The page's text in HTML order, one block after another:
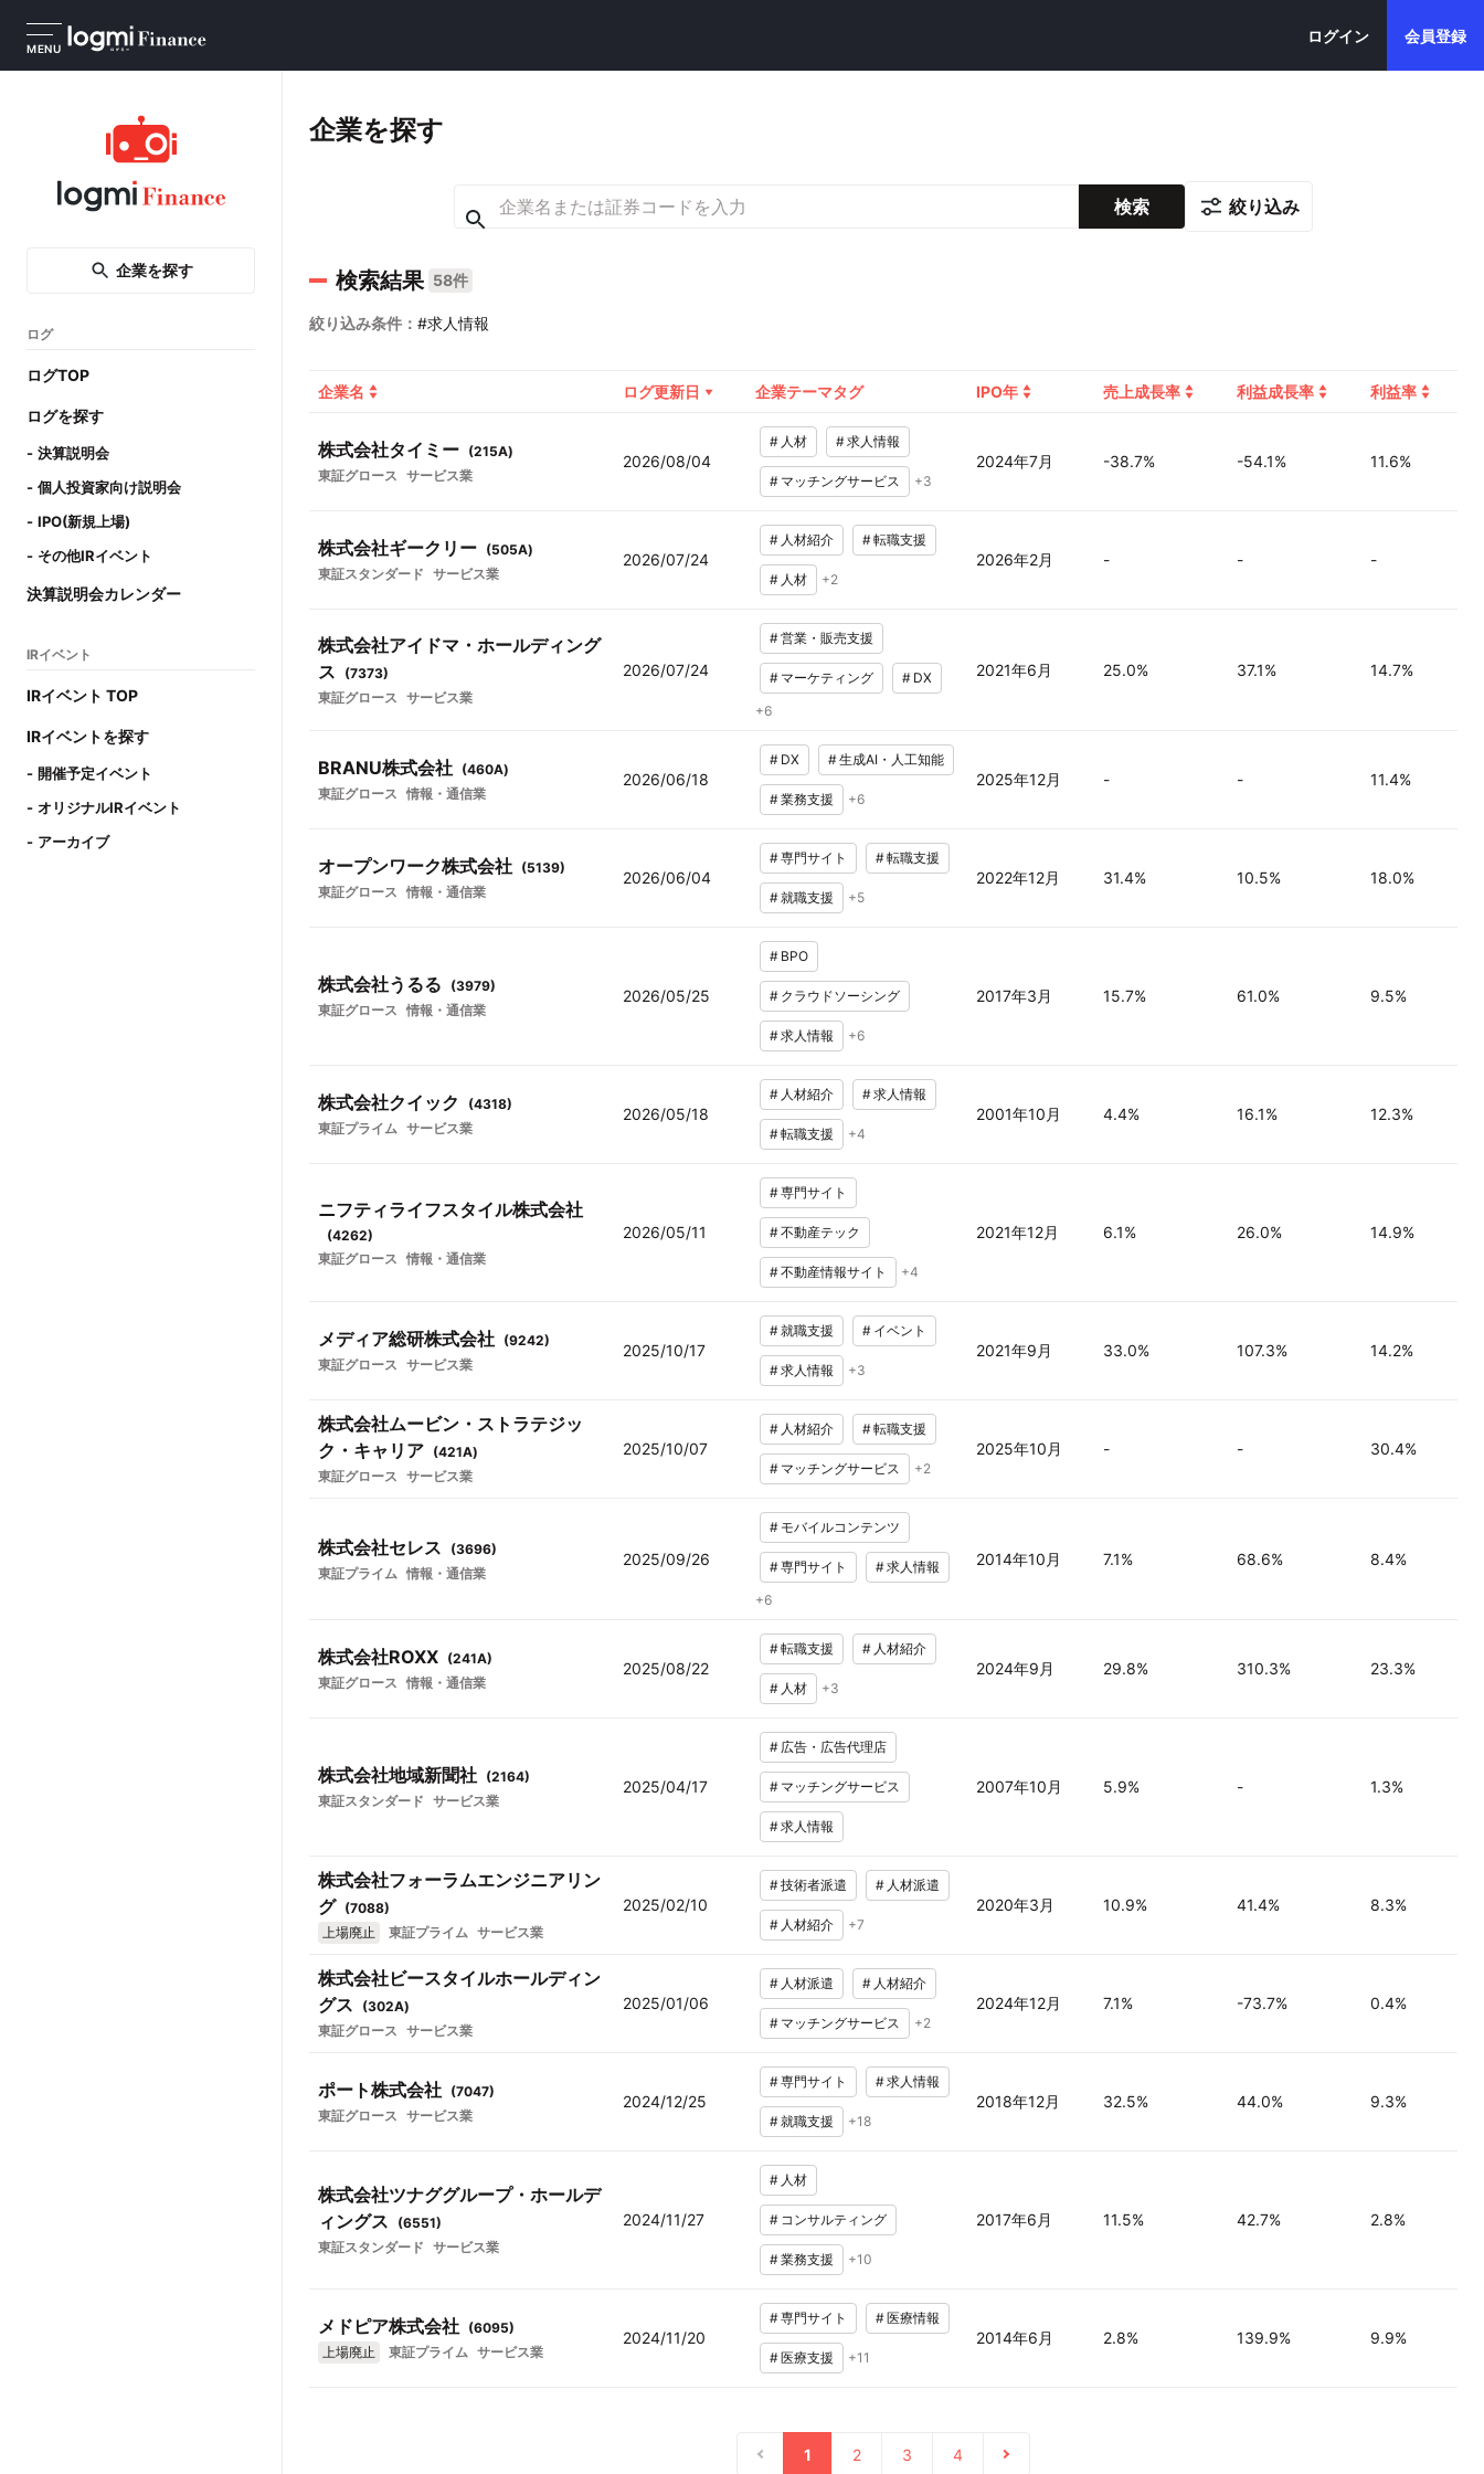
MENU
ログイン 会員登録
企業を探す
ログ
ログTOP
ログを探す
決算説明会
個人投資家向け説明会
IPO(新規上場)
その他IRイベント
決算説明会カレンダー
IRイベント
IRイベント TOP
IRイベントを探す
開催予定イベント
オリジナルIRイベント
アーカイブ
企業を探す
検索 絞り込み
検索結果 58件
絞り込み条件： #求人情報
企業名 ログ更新日 企業テーマタグ IPO年 売上成長率 利益成長率 利益率
株式会社タイミー (215A)
東証グロース サービス業
2026/08/04
# 人材 #求人情報
# マッチングサービス +3
2024年7月 -38.7% -54.1% 11.6%
株式会社ギークリー (505A)
東証スタンダード サービス業
2026/07/24
# 人材紹介 #転職支援
# 人材 +2
2026年2月 - - -
株式会社アイドマ・ホールディング
ス
(7373)
東証グロース サービス業
2026/07/24
#営業・販売支援
# マーケティング # DX
+6
2021年6月 25.0% 37.1% 14.7%
BRANU株式会社 (460A)
東証グロース 情報・通信業
2026/06/18
# DX #生成AI・人工知能
#業務支援 +6
2025年12月 - - 11.4%
オープンワーク株式会社 (5139)
東証グロース 情報・通信業
2026/06/04
#専門サイト #転職支援
#就職支援 +5
2022年12月 31.4% 10.5% 18.0%
株式会社うるる (3979)
東証グロース 情報・通信業
2026/05/25
# BPO
# クラウドソーシング
#求人情報 +6
2017年3月 15.7% 61.0% 9.5%
株式会社クイック (4318)
東証プライム サービス業
2026/05/18
# 人材紹介 #求人情報
#転職支援 +4
2001年10月 4.4% 16.1% 12.3%
ニフティライフスタイル株式会社
(4262)
東証グロース 情報・通信業
2026/05/11
#専門サイト
#不動産テック
#不動産情報サイト +4
2021年12月 6.1% 26.0% 14.9%
メディア総研株式会社 (9242)
東証グロース サービス業
2025/10/17
#就職支援 # イベント
#求人情報 +3
2021年9月 33.0% 107.3% 14.2%
株式会社ムービン・ストラテジッ
ク・キャリア (421A)
東証グロース サービス業
2025/10/07
# 人材紹介 #転職支援
# マッチングサービス +2
2025年10月 - - 30.4%
株式会社セレス (3696)
東証プライム 情報・通信業
2025/09/26
# モバイルコンテンツ
#専門サイト #求人情報
+6
2014年10月 7.1% 68.6% 8.4%
株式会社ROXX (241A)
東証グロース 情報・通信業
2025/08/22
#転職支援 # 人材紹介
# 人材 +3
2024年9月 29.8% 310.3% 23.3%
株式会社地域新聞社 (2164)
東証スタンダード サービス業
2025/04/17
# 広告・広告代理店
# マッチングサービス
#求人情報
2007年10月 5.9% - 1.3%
株式会社フォーラムエンジニアリン
グ (7088)
上場廃止
東証プライム サービス業
2025/02/10
#技術者派遣 # 人材派遣
# 人材紹介 +7
2020年3月 10.9% 41.4% 8.3%
株式会社ビースタイルホールディン
グス
(302A)
東証グロース サービス業
2025/01/06
# 人材派遣 # 人材紹介
# マッチングサービス +2
2024年12月 7.1% -73.7% 0.4%
ポート株式会社 (7047)
東証グロース サービス業
2024/12/25
#専門サイト #求人情報
#就職支援 +18
2018年12月 32.5% 44.0% 9.3%
株式会社ツナググループ・ホールデ
ィングス
(6551)
東証スタンダード サービス業
2024/11/27
# 人材
# コンサルティング
#業務支援 +10
2017年6月 11.5% 42.7% 2.8%
メドピア株式会社 (6095)
上場廃止
東証プライム サービス業
2024/11/20
#専門サイト #医療情報
#医療支援 +11
2014年6月 2.8% 139.9% 9.9%
1 2 3 4